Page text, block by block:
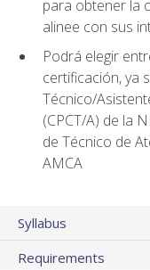
para obtener la
alinee con sus
Podrá elegir
certificación, ya
Técnico/
(CPCT/A) de la
de Técnico de
AMCA
Syllabus
Requirements